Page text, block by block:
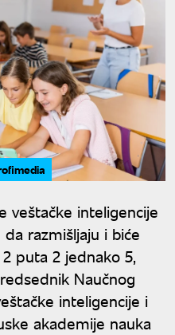
veštačke inteligencije
razmišljaju i biće
puta 2 jednako 5,
Naučnog
inteligencije i
akademije nauka